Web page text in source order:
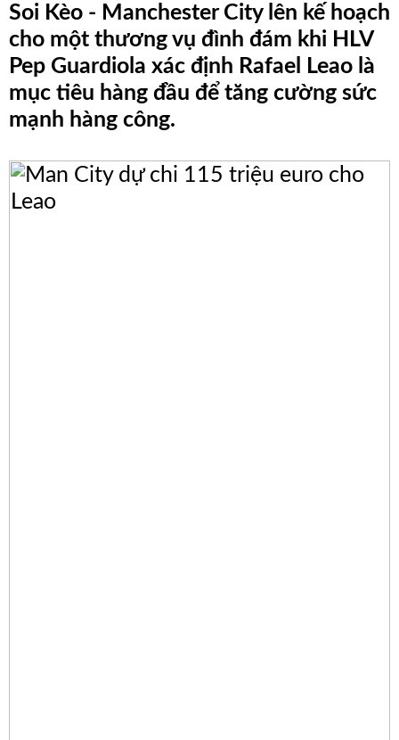
Viện
Videos
Hình
Ảnh
Soi Kèo - Manchester City lên kế hoạch
cho một thương vụ đình đám khi HLV
Pep Guardiola xác định Rafael Leao là
mục tiêu hàng đầu để tăng cường sức
mạnh hàng công.